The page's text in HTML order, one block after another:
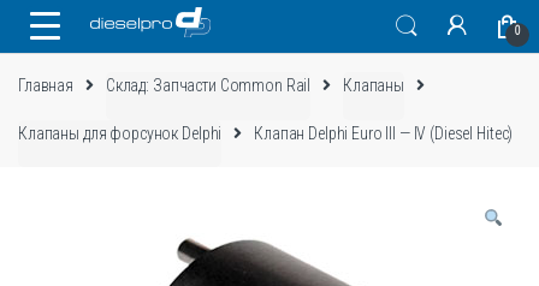
0
Главная Склад: Запчасти Common Rail Клапаны
Клапаны для форсунок Delphi Клапан Delphi Euro III — IV (Diesel Hitec)